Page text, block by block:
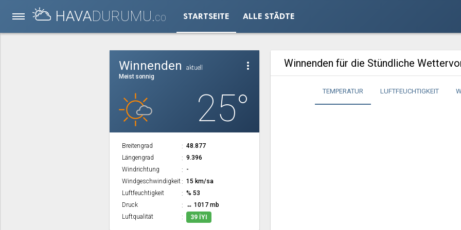
HAVADURUMU.CO STARTSEITE ALLE STÄDTE
more_vert
Winnenden
aktuell
Meist sonnig
25°
Breitengrad
48.877
Längengrad
9.396
Windrichtung
-
Windgeschwindigkeit
15 km/sa
Luftfeuchtigkeit
% 53
Druck
↔ 1017 mb
Luftqualität
39 İYI
Winnenden für die Stündliche
TEMPERATUR LUFTFEUCHTIGKEIT